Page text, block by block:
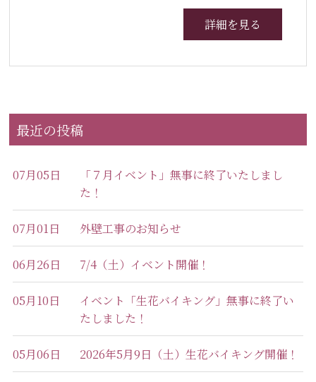
詳細を見る
最近の投稿
07月05日
「７月イベント」無事に終了いたしまし
た！
07月01日 外壁工事のお知らせ
06月26日 7/4（土）イベント開催！
05月10日
イベント「生花バイキング」無事に終了い
たしました！
05月06日 2026年5月9日（土）生花バイキング開催！